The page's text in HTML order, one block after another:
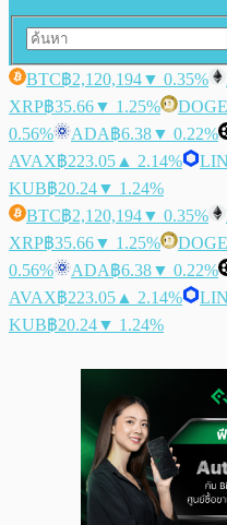
BTC฿2,120,194▼ 0.35%
XRP฿35.66▼ 1.25% DOGE
0.56%
ADA฿6.38▼ 0.22%
AVAX฿223.05 ▲ 2.14%
KUB฿20.24▼ 1.24%
BTC฿2,120,194▼ 0.35%
XRP฿35.66▼ 1.25% DOGE
0.56%
ADA฿6.38▼ 0.22%
AVAX฿223.05 ▲ 2.14%
KUB฿20.24▼ 1.24%